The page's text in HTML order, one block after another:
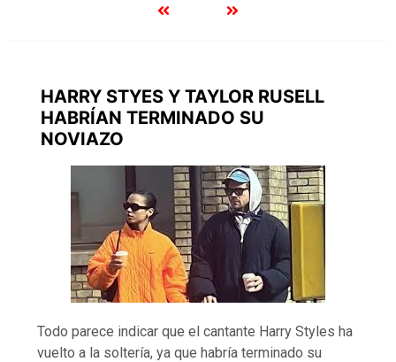
HARRY STYES Y TAYLOR RUSELL
HABRÍAN TERMINADO SU
NOVIAZO
Todo parece indicar que el cantante Harry Styles ha
vuelto a la soltería, ya que habría terminado su